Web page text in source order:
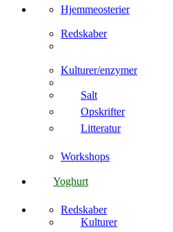
Hjemmeosterier
Redskaber
Kulturer/enzymer
Salt
Opskrifter
Litteratur
Workshops
Yoghurt
Redskaber
Kulturer